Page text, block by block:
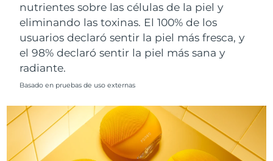
nutrientes sobre las células de la piel y
eliminando las toxinas. El 100% de los
usuarios declaró sentir la piel más fresca, y
el 98% declaró sentir la piel más sana y
radiante.
Basado en pruebas de uso externas
Sudáfrica Entrega prevista8/20/26
Corea del Sur Entrega prevista8/14/26
España
Suiza Entrega prevista 8/12/26
Taiwán Entrega prevista 8/17/26